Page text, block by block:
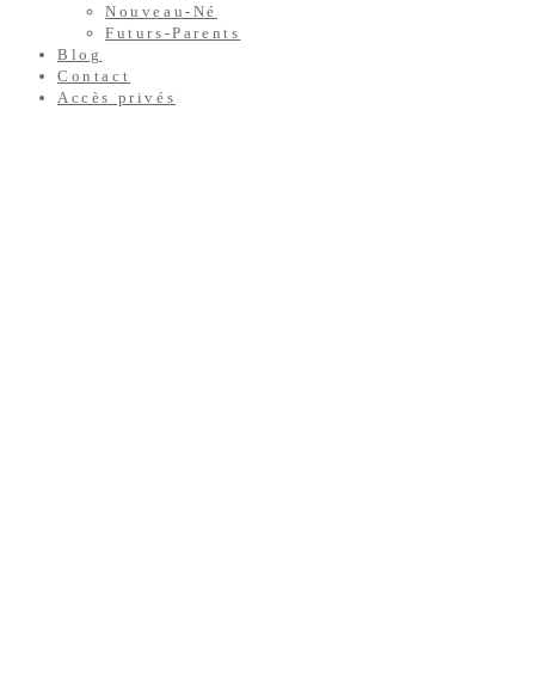
Nouveau-Né
Futurs-Parents
Blog
Contact
Accès privés